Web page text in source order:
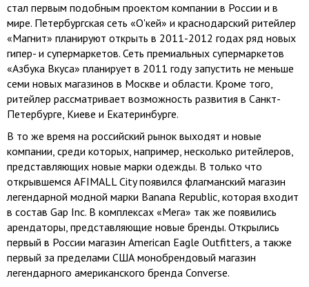
стал первым подобным проектом компании в России и в
мире. Петербургская сеть «О'кей» и краснодарский ритейлер
«Магнит» планируют открыть в 2011-2012 годах ряд новых
гипер- и супермаркетов. Сеть премиальных супермаркетов
«Азбука Вкуса» планирует в 2011 году запустить не меньше
семи новых магазинов в Москве и области. Кроме того,
ритейлер рассматривает возможность развития в Санкт-
Петербурге, Киеве и Екатеринбурге.
В то же время на российский рынок выходят и новые
компании, среди которых, например, несколько ритейлеров,
представляющих новые марки одежды. В только что
открывшемся AFIMALL City появился флагманский магазин
легендарной модной марки Banana Republic, которая входит
в состав Gap Inc. В комплексах «Мега» так же появились
арендаторы, представляющие новые бренды. Открылись
первый в России магазин American Eagle Outfitters, а также
первый за пределами США монобрендовый магазин
легендарного американского бренда Converse.